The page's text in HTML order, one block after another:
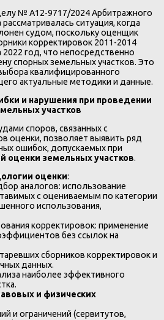
№ А12-9717/2024 Арбитражного
ситуация, когда
судом, поскольку оценщик
корректировок 2011-2014
год, что непосредственно
спорных земельных участков. Это
квалифицированного
актуальные методики и данные.
и нарушения при проведении
участков
споров, связанных с
оценки, позволяет выявить ряд
ошибок, допускаемых при
оценки земельных участков.
оценки:
аналогов: использование
с оцениваемым по категории
использования,
корректировок: применение
без ссылок на
сборников корректировок и
данных.
наиболее эффективного
и физических
и ограничений (сервитутов,